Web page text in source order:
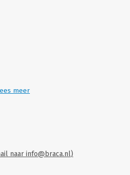
meer
naar info@braca.nl)